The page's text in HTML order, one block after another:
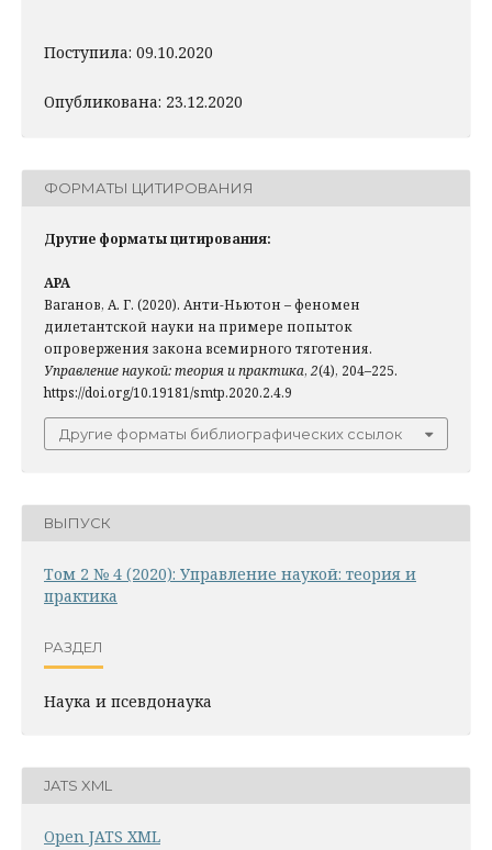
Поступила: 09.10.2020
Опубликована: 23.12.2020
ФОРМАТЫ ЦИТИРОВАНИЯ
Другие форматы цитирования:
APA
Ваганов, А. Г. (2020). Анти-Ньютон – феномен
дилетантской науки на примере попыток
опровержения закона всемирного тяготения.
Управление наукой: теория и практика, 2(4), 204–225.
https://doi.org/10.19181/smtp.2020.2.4.9
Другие форматы библиографических ссылок
ВЫПУСК
Том 2 № 4 (2020): Управление наукой: теория и
практика
РАЗДЕЛ
Наука и псевдонаука
JATS XML
Open JATS XML